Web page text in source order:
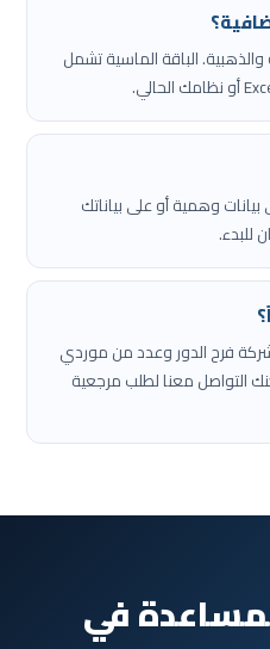
والذهبية. الباقة الماسية تشمل
على بيانات وهمية أو على بياناتك
للبدء.
فرح الدور وعدد من موردي
التواصل معنا لطلب مرجعية
في